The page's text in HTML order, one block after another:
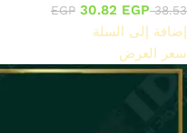
38.53
EGP 30.82 EGP
إضافة إلى السلة
سعر العرض